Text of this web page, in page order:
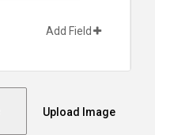
Add Field
Upload Image